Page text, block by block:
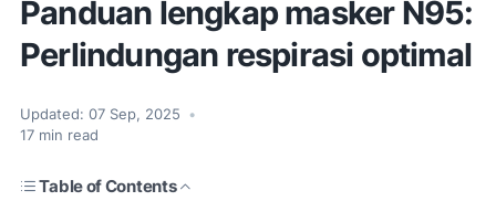
Panduan lengkap masker N95:
Perlindungan respirasi optimal
Updated: 07 Sep, 2025
•
17 min read
Table of Contents